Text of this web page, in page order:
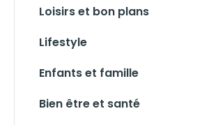
Loisirs et bon plans
Lifestyle
Enfants et famille
Bien être et santé